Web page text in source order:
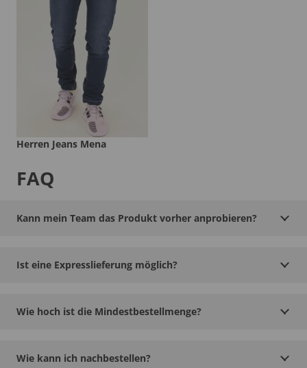
Herren Jeans Mena
FAQ
Kann mein Team das Produkt vorher anprobieren?
Ist eine Expresslieferung möglich?
Wie hoch ist die Mindestbestellmenge?
Wie kann ich nachbestellen?